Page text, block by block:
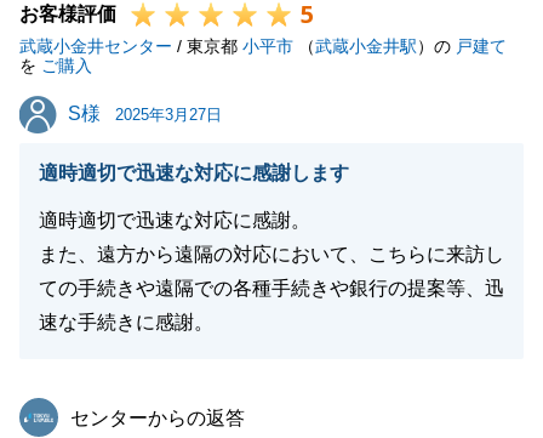
お客様評価 5
武蔵小金井センター / 東京都 小平市 （武蔵小金井駅）の 戸建て
を ご購入
S様
S様 2025年3月27日
適時適切で迅速な対応に感謝します
適時適切で迅速な対応に感謝。
また、遠方から遠隔の対応において、こちらに来訪し
ての手続きや遠隔での各種手続きや銀行の提案等、迅
速な手続きに感謝。
東急リバブル
センターからの返答